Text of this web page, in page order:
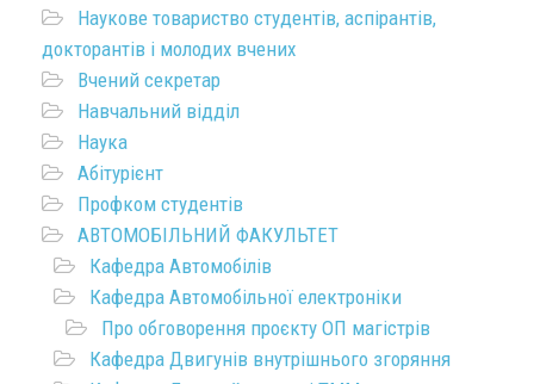
Наукове товариство студентів, аспірантів,
докторантів і молодих вчених
Вчений секретар
Навчальний відділ
Наука
Абітурієнт
Профком студентів
АВТОМОБІЛЬНИЙ ФАКУЛЬТЕТ
Кафедра Автомобілів
Кафедра Автомобільної електроніки
Про обговорення проєкту ОП магістрів
Кафедра Двигунів внутрішнього згоряння